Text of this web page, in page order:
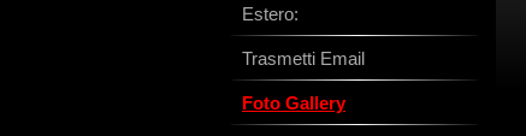
Estero:
Trasmetti Email
Foto Gallery